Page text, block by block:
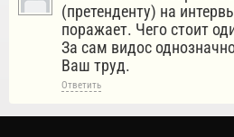
(претенденту) на
поражает. Чего стоит
За сам видос
Ваш труд.
Ответить